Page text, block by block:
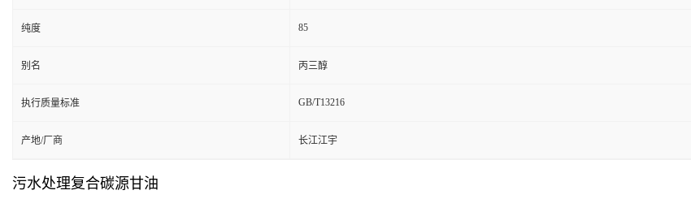
纯度 85
别名 丙三醇
执行质量标准 GB/T13216
产地/厂商 长江江宇
污水处理复合碳源甘油